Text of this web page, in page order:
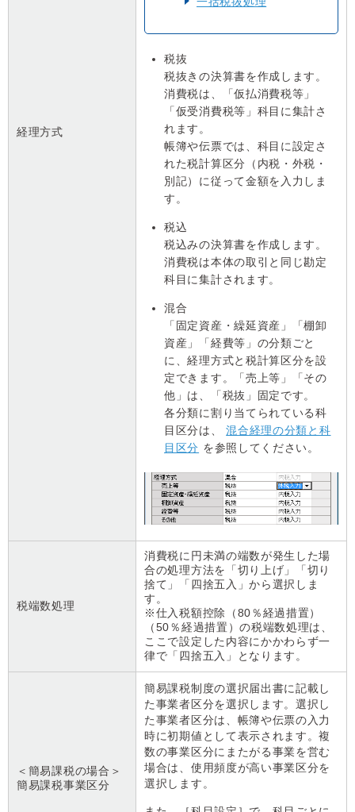
経理方式
税抜
税抜きの決算書を作成します。
消費税は、「仮払消費税等」
「仮受消費税等」科目に集計さ
れます。
帳簿や伝票では、科目に設定さ
れた税計算区分（内税・外税・
別記）に従って金額を入力しま
す。
税込
税込みの決算書を作成します。
消費税は本体の取引と同じ勘定
科目に集計されます。
混合
「固定資産・繰延資産」「棚卸
資産」「経費等」の分類ごと
に、経理方式と税計算区分を設
定できます。「売上等」「その
他」は、「税抜」固定です。
各分類に割り当てられている科
目区分は、混合経理の分類と科
目区分 を参照してください。
税端数処理
消費税に円未満の端数が発生した場
合の処理方法を「切り上げ」「切り
捨て」「四捨五入」から選択しま
す。
※仕入税額控除（80％経過措置）
（50％経過措置）の税端数処理は、
ここで設定した内容にかかわらず一
律で「四捨五入」となります。
＜簡易課税の場合＞
簡易課税事業区分
簡易課税制度の選択届出書に記載し
た事業者区分を選択します。選択し
た事業者区分は、帳簿や伝票の入力
時に初期値として表示されます。複
数の事業区分にまたがる事業を営む
場合は、使用頻度が高い事業区分を
選択します。